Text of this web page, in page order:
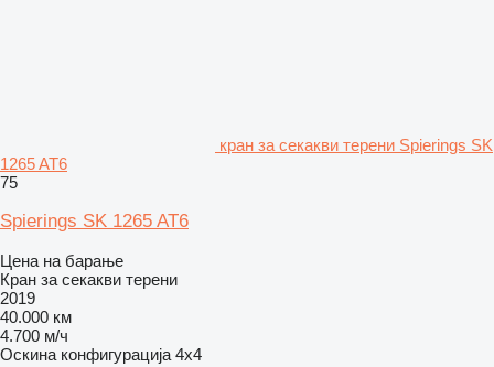
кран за секакви терени Spierings SK
1265 AT6
75
Spierings SK 1265 AT6
Цена на барање
Кран за секакви терени
2019
40.000 км
4.700 м/ч
Оскина конфигурација 4x4